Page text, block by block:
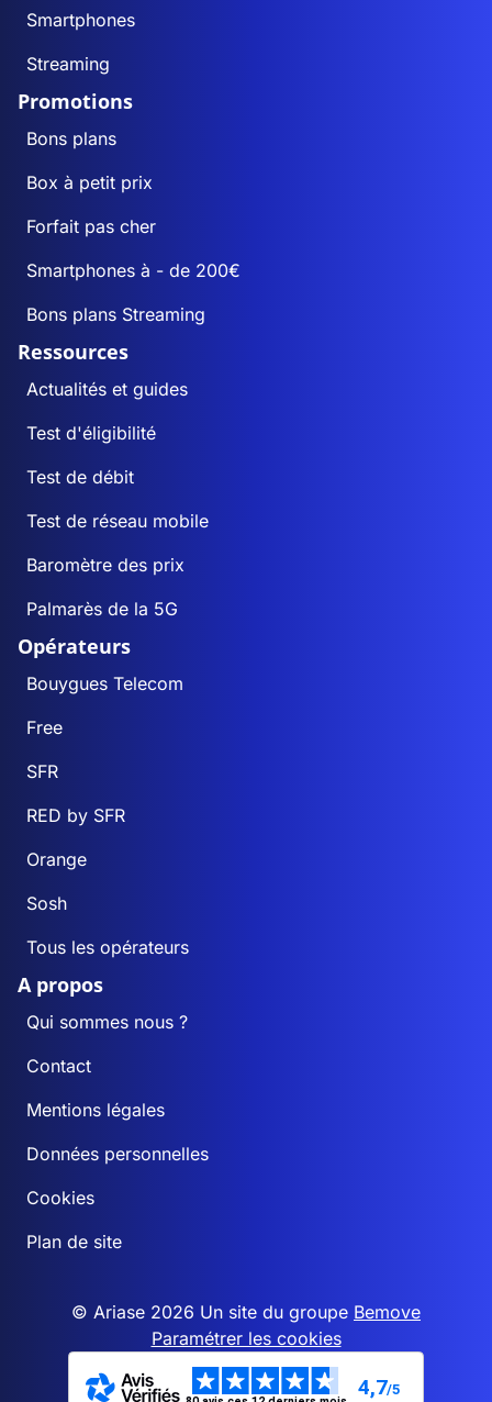
Smartphones
Streaming
Promotions
Bons plans
Box à petit prix
Forfait pas cher
Smartphones à - de 200€
Bons plans Streaming
Ressources
Actualités et guides
Test d'éligibilité
Test de débit
Test de réseau mobile
Baromètre des prix
Palmarès de la 5G
Opérateurs
Bouygues Telecom
Free
SFR
RED by SFR
Orange
Sosh
Tous les opérateurs
A propos
Qui sommes nous ?
Contact
Mentions légales
Données personnelles
Cookies
Plan de site
© Ariase 2026 Un site du groupe Bemove
Paramétrer les cookies
4,7/5